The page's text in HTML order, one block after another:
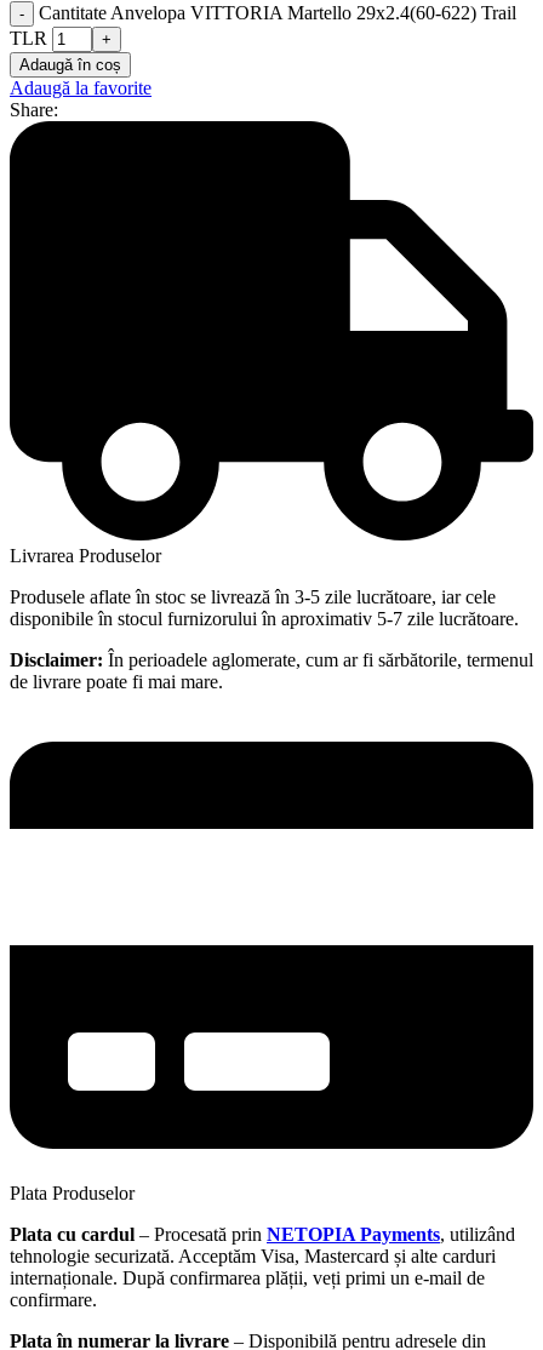
Cantitate Anvelopa VITTORIA Martello 29x2.4(60-622) Trail
TLR
Adaugă în coș
Adaugă la favorite
Share:
Livrarea Produselor
Produsele aflate în stoc se livrează în 3-5 zile lucrătoare, iar cele
disponibile în stocul furnizorului în aproximativ 5-7 zile lucrătoare.
Disclaimer: În perioadele aglomerate, cum ar fi sărbătorile, termenul
de livrare poate fi mai mare.
Plata Produselor
Plata cu cardul – Procesată prin NETOPIA Payments, utilizând
tehnologie securizată. Acceptăm Visa, Mastercard și alte carduri
internaționale. După confirmarea plății, veți primi un e-mail de
confirmare.
Plata în numerar la livrare – Disponibilă pentru adresele din